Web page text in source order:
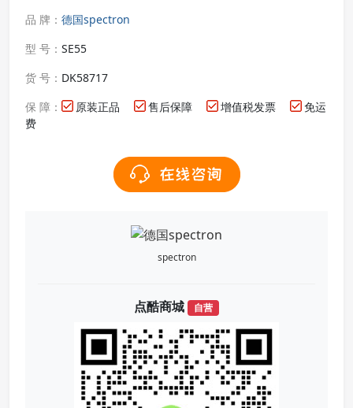
品 牌： 德国spectron
型 号： SE55
货 号： DK58717
保 障：
原装正品 售后保障 增值税发票
免运
费
spectron
点酷商城 自营